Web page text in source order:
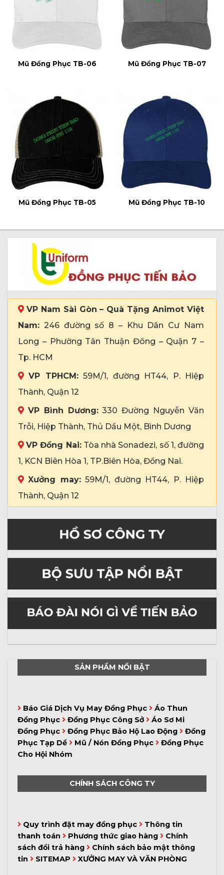
Mũ Đồng Phục TB-06 Mũ Đồng Phục TB-07
Mũ Đồng Phục TB-05 Mũ Đồng Phục TB-10
VP Nam Sài Gòn – Quà Tặng Animot Việt
Nam: 246 đường số 8 – Khu Dân Cư Nam
Long – Phường Tân Thuận Đông – Quận 7 –
Tp. HCM
VP TPHCM:59M/1, đường HT44, P. Hiệp
Thành, Quận 12
VP Bình Dương:330 Đường Nguyễn Văn
Trỗi, Hiệp Thành, Thủ Dầu Một, Bình Dương
VP Đồng Nai:Tòa nhà Sonadezi, số 1, đường
1, KCN Biên Hòa 1, TP.Biên Hòa, Đồng Nai.
Xưởng may:59M/1, đường HT44, P. Hiệp
Thành, Quận 12
SẢN PHẨM NỔI BẬT
Báo Giá Dịch Vụ May Đồng Phục
Áo Thun
Đồng Phục
Đồng Phục Công Sở
Áo Sơ Mi
Đồng Phục
Đồng Phục Bảo Hộ Lao Động
Đồng
Phục Tạp Dề
Mũ / Nón Đồng Phục
Đồng Phục
Cho Hội Nhóm
CHÍNH SÁCH CÔNG TY
Quy trình đặt may đồng phục
Thông tin
thanh toán
Phương thức giao hàng
Chính
sách đổi trả hàng
Chính sách bảo mật thông
tin
SITEMAP XƯỞNG MAY VÀ VĂN PHÒNG